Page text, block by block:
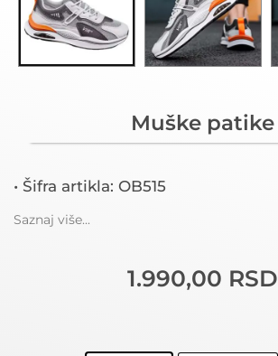
Muške patike
• Šifra artikla: OB515
Saznaj više...
1.990,00 RSD